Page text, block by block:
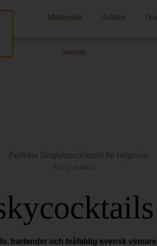
Mattrender Artiklar
ANNONS
FOTO: DIAGEO
bartender och tvåfaldig svensk